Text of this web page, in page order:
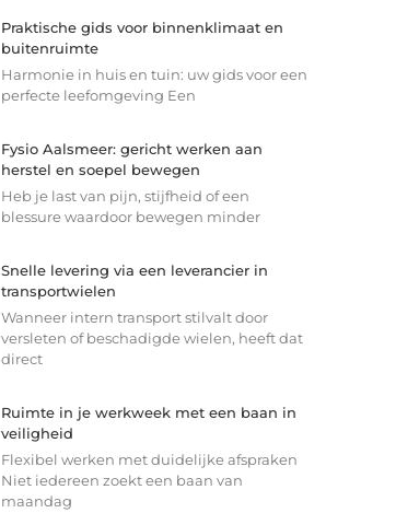
Praktische gids voor binnenklimaat en
buitenruimte
Harmonie in huis en tuin: uw gids voor een
perfecte leefomgeving Een
Fysio Aalsmeer: gericht werken aan
herstel en soepel bewegen
Heb je last van pijn, stijfheid of een
blessure waardoor bewegen minder
Snelle levering via een leverancier in
transportwielen
Wanneer intern transport stilvalt door
versleten of beschadigde wielen, heeft dat
direct
Ruimte in je werkweek met een baan in
veiligheid
Flexibel werken met duidelijke afspraken
Niet iedereen zoekt een baan van
maandag